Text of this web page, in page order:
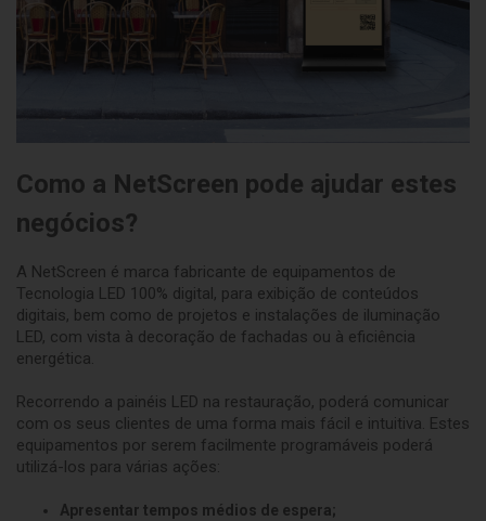
Como a NetScreen pode ajudar estes
negócios?
A NetScreen é marca fabricante de equipamentos de
Tecnologia LED 100% digital, para exibição de conteúdos
digitais, bem como de projetos e instalações de iluminação
LED, com vista à decoração de fachadas ou à eficiência
energética.
Recorrendo a painéis LED na restauração, poderá comunicar
com os seus clientes de uma forma mais fácil e intuitiva. Estes
equipamentos por serem facilmente programáveis poderá
utilizá-los para várias ações:
Apresentar tempos médios de espera;